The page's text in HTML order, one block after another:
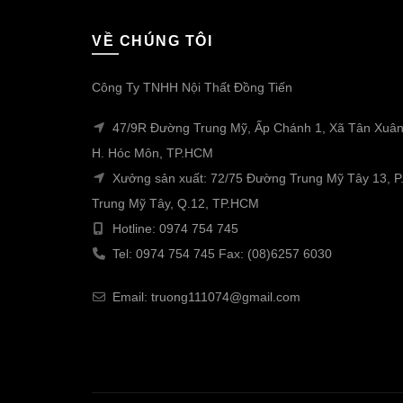
VỀ CHÚNG TÔI
Công Ty TNHH Nội Thất Đồng Tiến
47/9R Đường Trung Mỹ, Ấp Chánh 1, Xã Tân Xuân,
H. Hóc Môn, TP.HCM
Xưởng sản xuất: 72/75 Đường Trung Mỹ Tây 13, P.
Trung Mỹ Tây, Q.12, TP.HCM
Hotline: 0974 754 745
Tel: 0974 754 745 Fax: (08)6257 6030
Email: truong111074@gmail.com